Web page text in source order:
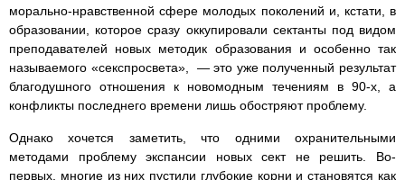
морально-нравственной сфере молодых поколений и, кстати, в
образовании, которое сразу оккупировали сектанты под видом
преподавателей новых методик образования и особенно так
называемого «секспросвета», — это уже полученный результат
благодушного отношения к новомодным течениям в 90-х, а
конфликты последнего времени лишь обостряют проблему.
Однако хочется заметить, что одними охранительными
методами проблему экспансии новых сект не решить. Во-
первых, многие из них пустили глубокие корни и становятся как